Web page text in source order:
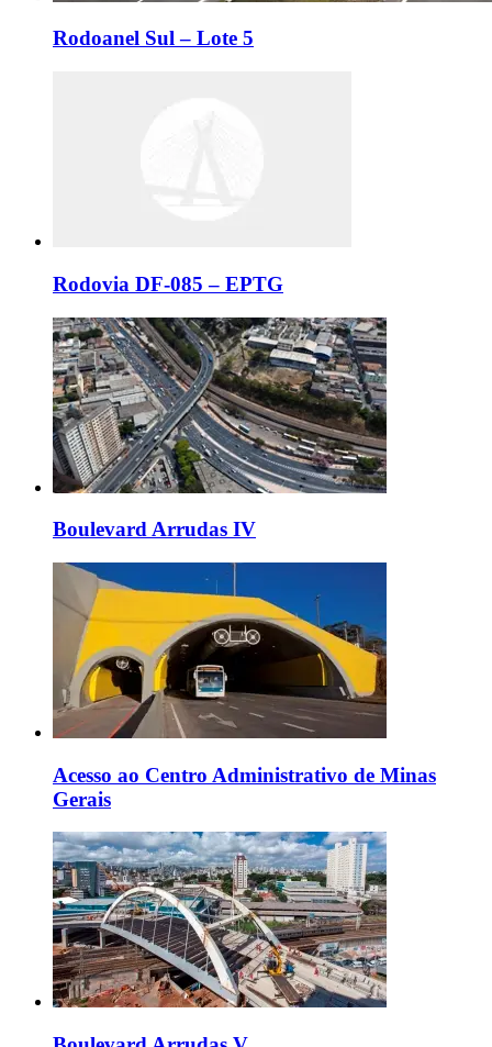
Rodoanel Sul – Lote 5
Rodovia DF-085 – EPTG
Boulevard Arrudas IV
Acesso ao Centro Administrativo de Minas
Gerais